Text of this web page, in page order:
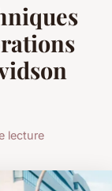
lecture